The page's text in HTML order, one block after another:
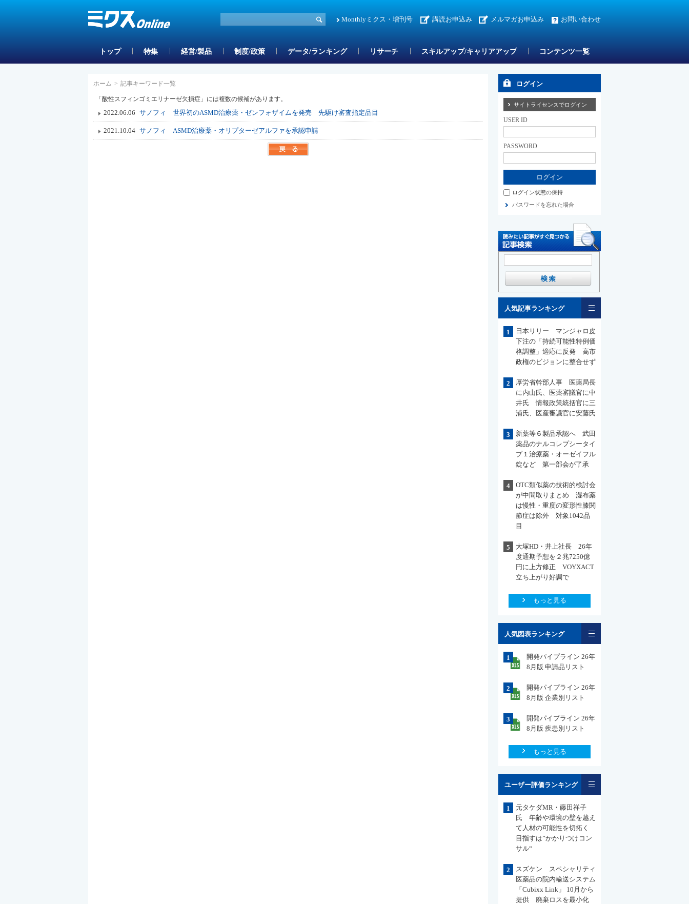
Monthlyミクス・増刊号 講読お申込み メルマガお申込み お問い合わせ
トップ 特集 経営/製品 制度/政策 データ/ランキング リサーチ スキルアップ/キャリアアップ コンテンツ一覧
ホーム > 記事キーワード一覧
「酸性スフィンゴミエリナーゼ欠損症」には複数の候補があります。
2022.06.06 サノフィ 世界初のASMD治療薬・ゼンフォザイムを発売 先駆け審査指定品目
2021.10.04 サノフィ ASMD治療薬・オリプターゼアルファを承認申請
ログイン
サイトライセンスでログイン
USER ID
PASSWORD
ログイン状態の保持
パスワードを忘れた場合
人気記事ランキング
1
日本リリー マンジャロ皮
下注の「持続可能性特例価
格調整」適応に反発 高市
政権のビジョンに整合せず
2
厚労省幹部人事 医薬局長
に内山氏、医薬審議官に中
井氏 情報政策統括官に三
浦氏、医産審議官に安藤氏
3
新薬等６製品承認へ 武田
薬品のナルコレプシータイ
プ１治療薬・オーゼイフル
錠など 第一部会が了承
4
OTC類似薬の技術的検討会
が中間取りまとめ 湿布薬
は慢性・重度の変形性膝関
節症は除外 対象1042品
目
5
大塚HD・井上社長 26年
度通期予想を２兆7250億
円に上方修正 VOYXACT
立ち上がり好調で
もっと見る
人気図表ランキング
1
開発パイプライン 26年
8月版 申請品リスト
2
開発パイプライン 26年
8月版 企業別リスト
3
開発パイプライン 26年
8月版 疾患別リスト
もっと見る
ユーザー評価ランキング
1
元タケダMR・藤田祥子
氏 年齢や環境の壁を越え
て人材の可能性を切拓く
目指すは”かかりつけコン
サル“
2
スズケン スペシャリティ
医薬品の院内輸送システム
「Cubixx Link」 10月から
提供 廃棄ロスを最小化